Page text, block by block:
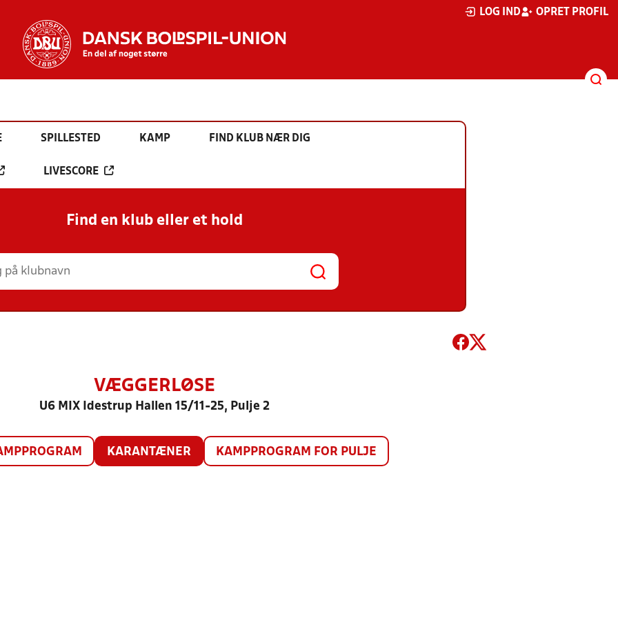
LOG IND OPRET PROFIL
SPILLESTED KAMP FIND KLUB NÆR DIG
LIVESCORE
Find en klub eller et hold
VÆGGERLØSE
U6 MIX Idestrup Hallen 15/11-25, Pulje 2
KARANTÆNER KAMPPROGRAM FOR PULJE